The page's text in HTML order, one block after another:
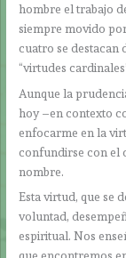
hombre el trabajo
siempre movido
cuatro se destacan
“virtudes
Aunque la
hoy –en contexto
enfocarme en la
confundirse con el
nombre.
Esta virtud, que se
voluntad,
espiritual. Nos